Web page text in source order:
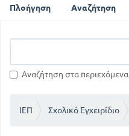
Πλοήγηση Αναζήτηση
Αναζήτηση στα περιεχόμενα
ΙΕΠ Σχολικό Εγχειρίδιο